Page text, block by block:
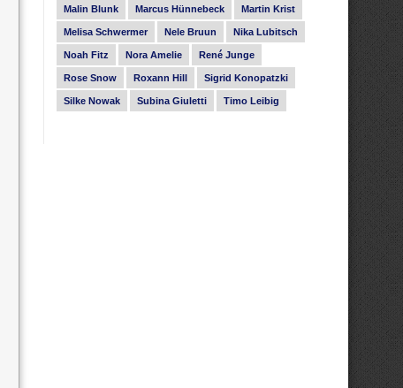
Malin Blunk Marcus Hünnebeck Martin Krist
Melisa Schwermer Nele Bruun Nika Lubitsch
Noah Fitz Nora Amelie René Junge
Rose Snow Roxann Hill Sigrid Konopatzki
Silke Nowak Subina Giuletti Timo Leibig